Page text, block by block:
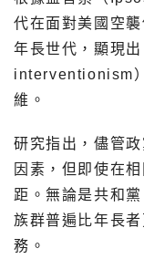
代在面對美國空
年長世代，顯現
interventionism
維。
研究指出，儘管
因素，但即使在
距。無論是共和
族群普遍比年長
務。